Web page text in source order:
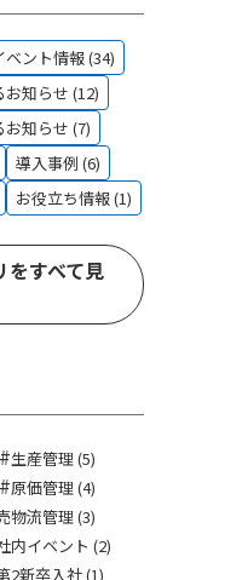
携
ント情報 (34)
知らせ (12)
知らせ (7)
導入事例 (6)
お役立ち情報 (1)
をすべて見
#生産管理 (5)
#原価管理 (4)
物流管理 (3)
内イベント (2)
2新卒入社 (1)